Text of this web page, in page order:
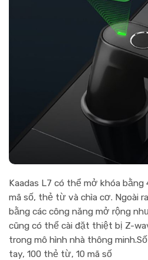
Kaadas L7 có thể mở khóa
mã số, thẻ từ và chìa cơ. Ngoài
bằng các công năng mở rộng
cũng có thể cài đặt thiệt bị Z-
trong mô hình nhà thông
tay, 100 thẻ từ, 10 mã số